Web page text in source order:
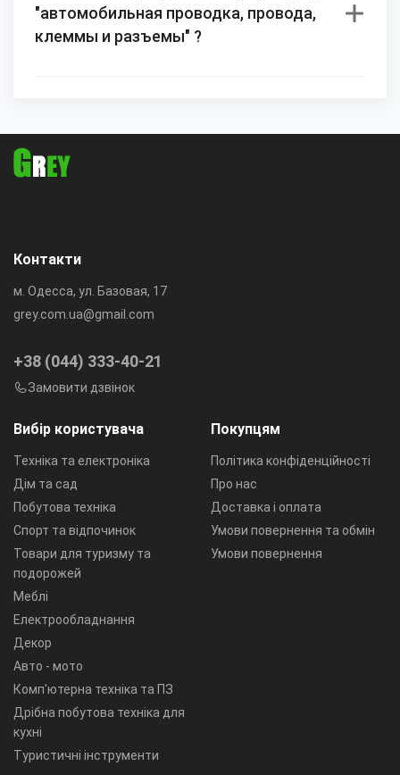
"автомобильная проводка, провода,
клеммы и разъемы" ?
Вибір користувача
Техніка та електроніка
Дім та сад
Побутова техніка
Спорт та відпочинок
Товари для туризму та
подорожей
Меблі
Електрообладнання
Декор
Авто - мото
Комп'ютерна техніка та ПЗ
Дрібна побутова техніка для
кухні
Туристичні інструменти
Покупцям
Політика конфіденційності
Про нас
Доставка і оплата
Умови повернення та обмін
Умови повернення
Контакти
м. Одесса, ул. Базовая, 17
grey.com.ua@gmail.com
+38 (044) 333-40-21
Замовити дзвінок